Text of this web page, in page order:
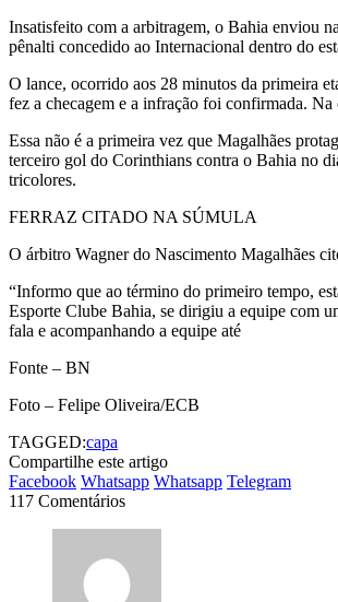
Insatisfeito com a arbitragem, o Bahia enviou
pênalti concedido ao Internacional dentro do
O lance, ocorrido aos 28 minutos da primeira
fez a checagem e a infração foi confirmada.
Essa não é a primeira vez que Magalhães
terceiro gol do Corinthians contra o Bahia no
tricolores.
FERRAZ CITADO NA SÚMULA
O árbitro Wagner do Nascimento Magalhães
“Informo que ao término do primeiro tempo,
Esporte Clube Bahia, se dirigiu a equipe com
fala e acompanhando a equipe até
Fonte – BN
Foto – Felipe Oliveira/ECB
TAGGED:capa
Compartilhe este artigo
Facebook Whatsapp Whatsapp Telegram
117 Comentários